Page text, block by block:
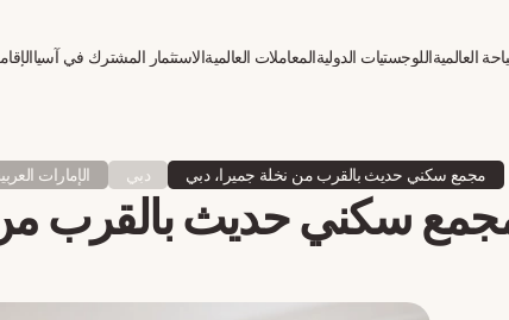
الاستثمار المشترك في آسياالمعاملات العالميةاللوجستيات الدوليةالعالمية
الإمارات دبي مجمع سكني حديث بالقرب من نخلة جميرا، دبي
سكني حديث بالقرب من